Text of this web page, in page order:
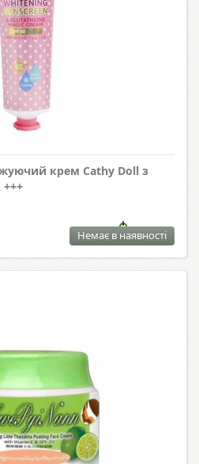
крем Cathy Doll з
+++
Немає в наявності